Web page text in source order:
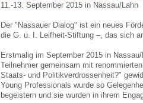
11.-13. September 2015 in Nassau/Lahn
Der "Nassauer Dialog" ist ein neues
die G. u. I. Leifheit-Stiftung –, das sich
Erstmalig im September 2015 in
Teilnehmer gemeinsam mit
Staats- und Politikverdrossenheit?"
Young Professionals wurde so
begeistern und sie wurden in ihrem